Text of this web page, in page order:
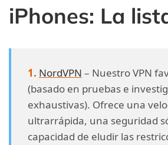
iPhones: La
NordVPN – Nuestro VPN
(basado en pruebas e
exhaustivas). Ofrece una
ultrarrápida, una seguridad
capacidad de eludir las